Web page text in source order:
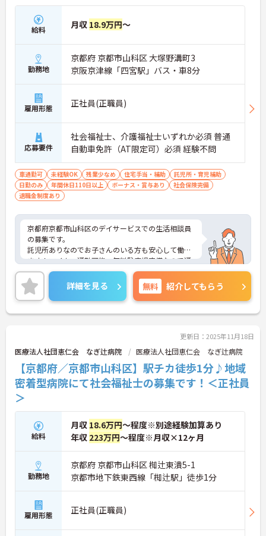
給料 月収 18.9万円～
勤務地
京都府 京都市山科区 大塚野溝町3
京阪京津線「四宮駅」バス・車8分
雇用形態 正社員(正職員)
応募要件
社会福祉士、介護福祉士いずれか必須 普通
自動車免許（AT限定可）必須 経験不問
車通勤可 未経験OK 残業少なめ 住宅手当・補助
託児所・育児補助
日勤のみ
年間休日110日以上 ボーナス・賞与あり
社会保険完備
退職金制度あり
京都府京都市山科区のデイサービスでの生活相談員
の募集です。
託児所ありなのでお子さんのいる方も安心して働け
ます！マイカー通勤可能・無料駐車場完備なので通
勤もらくらく快適♪
ご興味のある方は、面接のポイントをお伝えします
のでお気軽にお問い合せください。
詳細を見る 無料 紹介してもらう
更新日：2025年11月18日
医療法人社団恵仁会 なぎ辻病院 医療法人社団恵仁会 なぎ辻病院
【京都府／京都市山科区】駅チカ徒歩1分♪地域
密着型病院にて社会福祉士の募集です！＜正社員
＞
給料
月収 18.6万円～程度※別途経験加算あり
年収 223万円～程度※月収×12ヶ月
勤務地
京都府 京都市山科区 椥辻東潰5-1
京都市地下鉄東西線「椥辻駅」徒歩1分
雇用形態 正社員(正職員)